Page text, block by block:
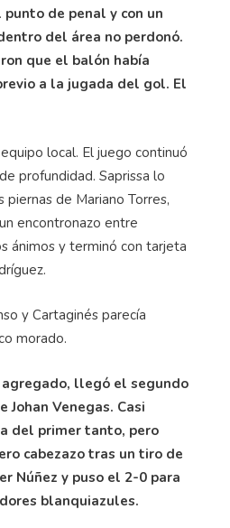
punto de penal y con un
del área no perdonó.
que el balón había
a la jugada del gol. El
local. El juego continuó
profundidad. Saprissa lo
de Mariano Torres,
encontronazo entre
ánimos y terminó con tarjeta
y Cartaginés parecía
morado.
llegó el segundo
Johan Venegas. Casi
del primer tanto, pero
cabezazo tras un tiro de
Núñez y puso el 2-0 para
blanquiazules.